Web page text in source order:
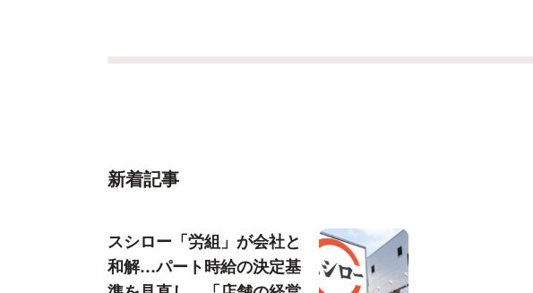
新着記事
スシロー「労組」が会社と
和解…パート時給の決定基